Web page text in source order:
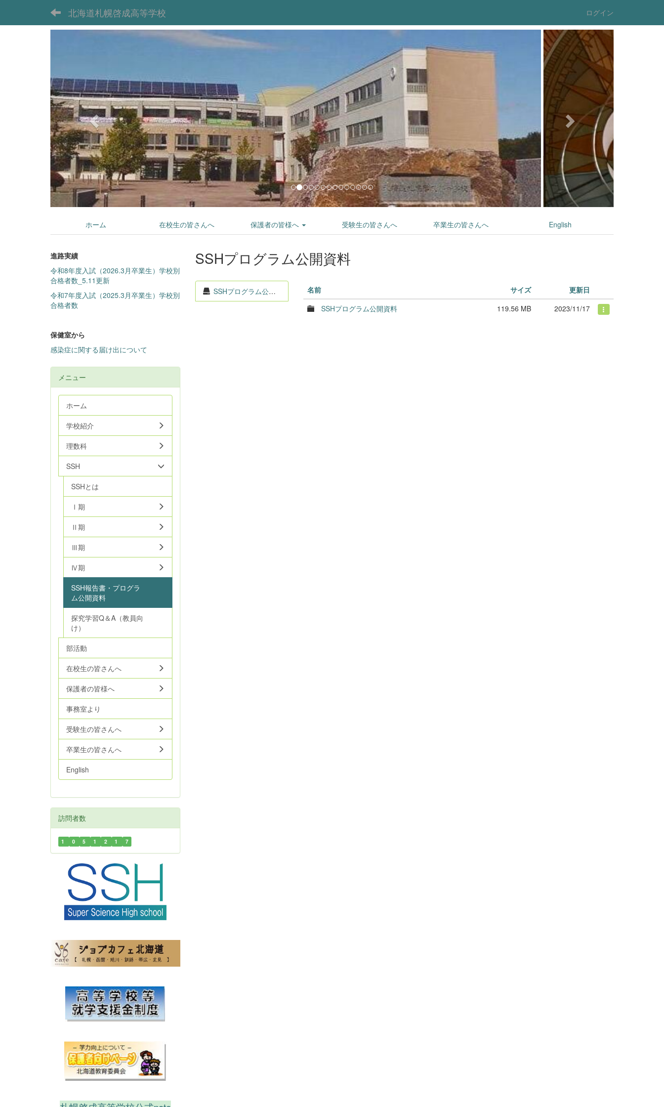
北海道札幌啓成高等学校 ログイン
p
v
i
o
u
s
n
e
x
ホーム 在校生の皆さんへ 保護者の皆様へ 受験生の皆さんへ 卒業生の皆さんへ English
SSHプログラム公開資料
SSHプログラム公開資料 名前 サイズ
更新日
SSHプログラム公開資料
119.56 MB 2023/11/17
進路実績
令和8年度入試（2026.3月卒業生）学校別
合格者数_5.11更新
令和7年度入試（2025.3月卒業生）学校別
合格者数
保健室から
感染症に関する届け出について
メニュー
ホーム
学校紹介
理数科
SSH
SSHとは
Ⅰ期
Ⅱ期
Ⅲ期
Ⅳ期
SSH報告書・プログラ
ム公開資料
探究学習Q＆A（教員向
け）
部活動
在校生の皆さんへ
保護者の皆様へ
事務室より
受験生の皆さんへ
卒業生の皆さんへ
English
訪問者数
1 0 5 1 2 1 7